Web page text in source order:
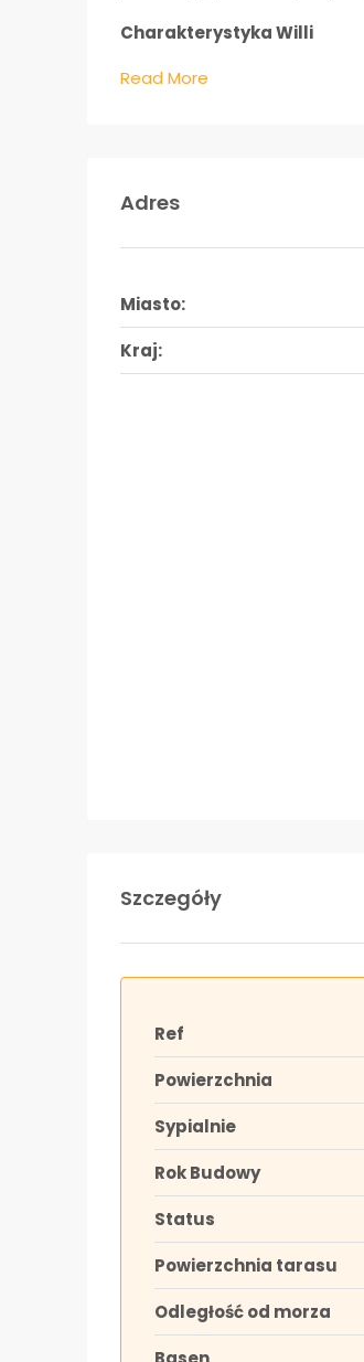
Charakterystyka Willi
Read More
Adres
Miasto:
Kraj:
Szczegóły
Ref
Powierzchnia
Sypialnie
Rok Budowy
Status
Powierzchnia tarasu
Odległość od morza